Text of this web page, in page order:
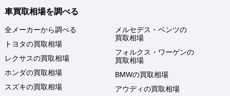
車買取相場を調べる
全メーカーから調べる
トヨタの買取相場
レクサスの買取相場
ホンダの買取相場
スズキの買取相場
メルセデス・ベンツの
買取相場
フォルクス・ワーゲンの
買取相場
BMWの買取相場
アウディの買取相場